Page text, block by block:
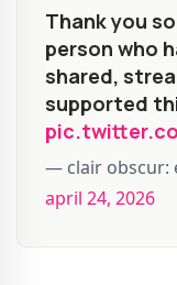
Thank you
person who
shared,
supported
— clair obscur:
april 24, 2026